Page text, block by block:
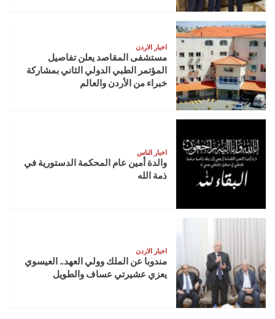
اخبار الاردن
مستشفى المقاصد يعلن تفاصيل
المؤتمر الطبي الدولي الثاني بمشاركة
خبراء من الأردن والعالم
اخبار الناس
والدة أمين عام المحكمة الدستورية في
ذمة الله
اخبار الاردن
مندوبا عن الملك وولي العهد.. العيسوي
يعزي عشيرتي عساف والطويل